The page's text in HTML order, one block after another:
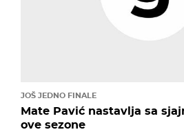
JOŠ JEDNO FINALE
Mate Pavić nastavlja sa
ove sezone